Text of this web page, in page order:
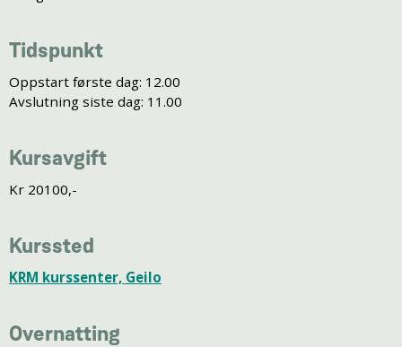
Tidspunkt
Oppstart første dag: 12.00
Avslutning siste dag: 11.00
Kursavgift
Kr 20100,-
Kurssted
KRM kurssenter, Geilo
Overnatting